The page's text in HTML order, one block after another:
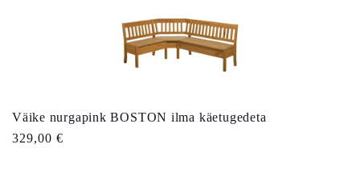
Väike nurgapink BOSTON ilma käetugedeta
Tavahind
329,00 €